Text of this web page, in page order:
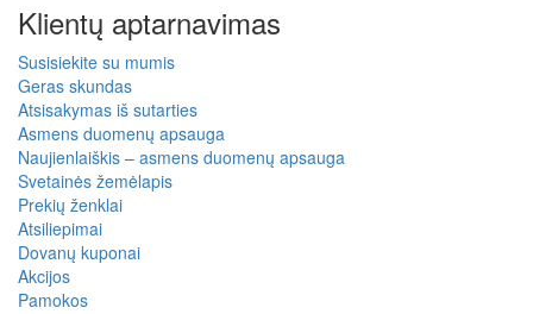
Klientų aptarnavimas
Susisiekite su mumis
Geras skundas
Atsisakymas iš sutarties
Asmens duomenų apsauga
Naujienlaiškis – asmens duomenų apsauga
Svetainės žemėlapis
Prekių ženklai
Atsiliepimai
Dovanų kuponai
Akcijos
Pamokos